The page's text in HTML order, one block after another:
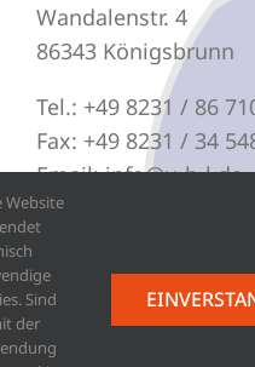
Wandalenstr. 4
86343 Königsbrunn
Tel.: +49 8231 / 86
Fax: +49 8231 / 34
Email: info@u-b-l.de
Impressum
Datenschutzerklärung
AGB – Allgemeine
Website
Sind
der